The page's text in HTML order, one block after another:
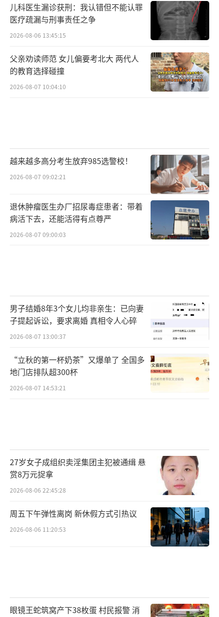
儿科医生漏诊获刑：我认错但不能认罪
医疗疏漏与刑事责任之争
2026-08-06 13:45:15
父亲劝读师范 女儿偏要考北大 两代人
的教育选择碰撞
2026-08-07 10:04:10
越来越多高分考生放弃985选警校！
2026-08-07 09:02:21
退休肿瘤医生办厂招尿毒症患者：带着
病活下去，还能活得有点尊严
2026-08-07 09:00:03
男子结婚8年3个女儿均非亲生：已向妻
子提起诉讼，要求离婚 真相令人心碎
2026-08-07 13:00:37
“立秋的第一杯奶茶”又爆单了 全国多
地门店排队超300杯
2026-08-07 14:53:21
27岁女子成组织卖淫集团主犯被通缉 悬
赏8万元捉拿
2026-08-06 22:45:28
周五下午弹性离岗 新休假方式引热议
2026-08-06 11:20:53
眼镜王蛇筑窝产下38枚蛋 村民报警 消